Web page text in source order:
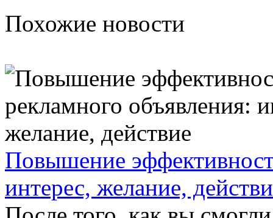
Похожие новости
Повышение
интерес, желание,